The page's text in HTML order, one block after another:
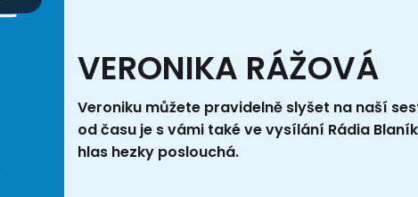
VERONIKA RÁŽOVÁ
Veroniku můžete pravidelně slyšet na naší
od času je s vámi také ve vysílání Rádia
hlas hezky poslouchá.